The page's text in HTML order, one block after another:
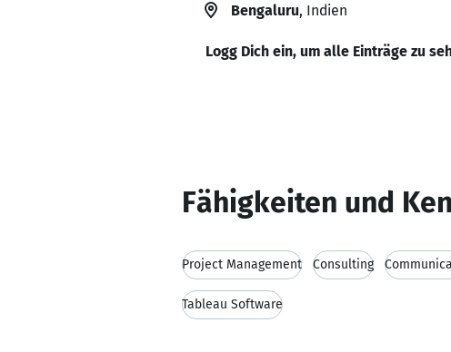
Bengaluru, Indien
Logg Dich ein, um alle Einträge zu
Fähigkeiten und
Project Management Consulting
Tableau Software